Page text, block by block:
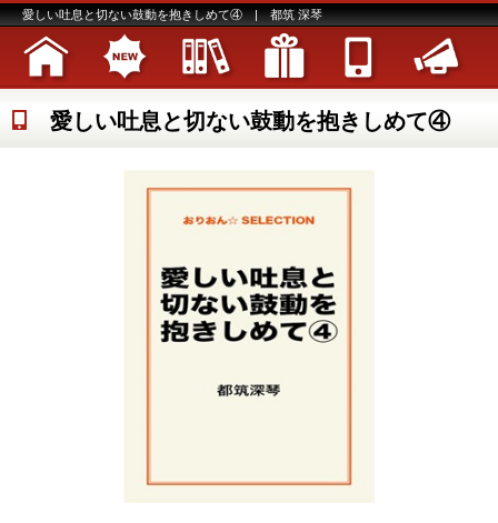
愛しい吐息と切ない鼓動を抱きしめて④ | 都筑 深琴
愛しい吐息と切ない鼓動を抱きしめて④